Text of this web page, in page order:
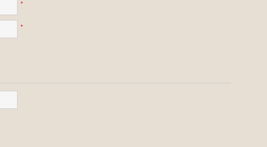
*
*